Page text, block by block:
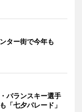
ター街で今年も
バランスキー選手
「七夕パレード」